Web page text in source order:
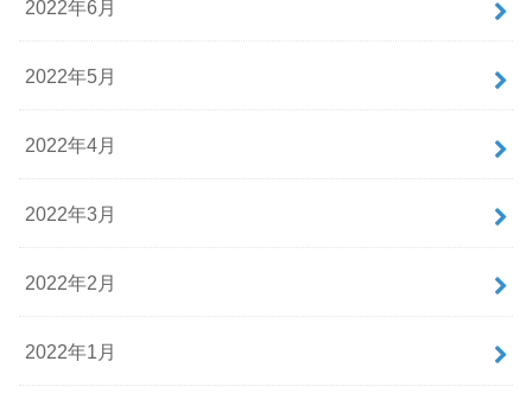
2022年6月
2022年5月
2022年4月
2022年3月
2022年2月
2022年1月